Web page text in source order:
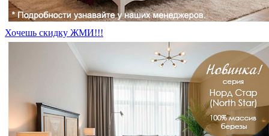
Хочешь скидку ЖМИ!!!